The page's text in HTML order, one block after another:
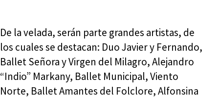
De la velada, serán parte grandes artistas, de
los cuales se destacan: Duo Javier y Fernando,
Ballet Señora y Virgen del Milagro, Alejandro
“Indio” Markany, Ballet Municipal, Viento
Norte, Ballet Amantes del Folclore, Alfonsina